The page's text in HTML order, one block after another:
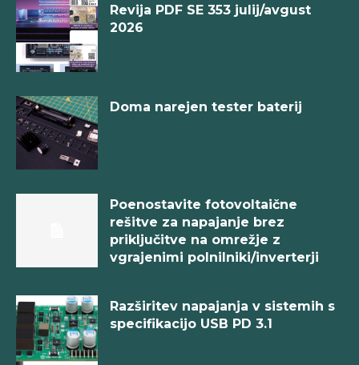
Revija PDF SE 353 julij/avgust
2026
Doma narejen tester baterij
Poenostavite fotovoltaične
rešitve za napajanje brez
priključitve na omrežje z
vgrajenimi polnilniki/inverterji
Razširitev napajanja v sistemih s
specifikacijo USB PD 3.1